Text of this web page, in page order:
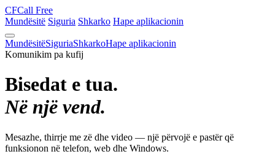
CFCall Free
Mundësitë Siguria Shkarko Hape aplikacionin
MundësitëSiguriaShkarkoHape aplikacionin
Komunikim pa kufij
Bisedat e tua.
Në një vend.
Mesazhe, thirrje me zë dhe video — një përvojë e pastër që
funksionon në telefon, web dhe Windows.